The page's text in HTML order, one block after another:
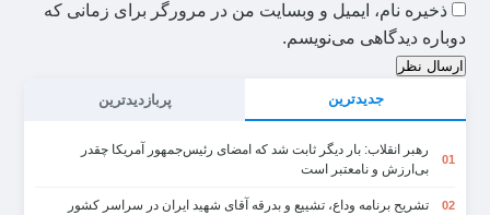
جدیدترین پربازدیدترین
01
رهبر انقلاب: بار دیگر ثابت شد که امضای رئیس‌جمهور آمریکا چقدر
بی‌ارزش و نامعتبر است
02 تشریح برنامه وداع، تشییع و بدرقه آقای شهید ایران در سراسر کشور
ذخیره نام، ایمیل و وبسایت من در مرورگر برای زمانی که
دوباره دیدگاهی می‌نویسم.
ارسال نظر